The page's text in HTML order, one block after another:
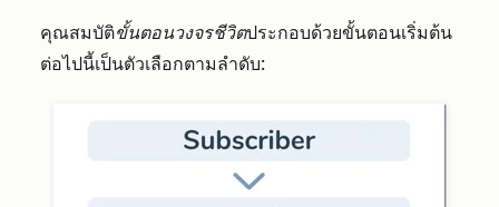
คุณสมบัติขั้นตอนวงจรชีวิตประกอบด้วยขั้นตอนเริ่มต้น
ต่อไปนี้เป็นตัวเลือกตามลำดับ: